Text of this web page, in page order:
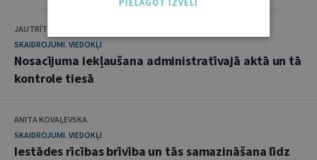
JAUTRĪTE BRIEDE
SKAIDROJUMI. VIEDOKĻI
Nosacījuma iekļaušana administratīvajā aktā un tā
kontrole tiesā
ANITA KOVAĻEVSKA
SKAIDROJUMI. VIEDOKĻI
Iestādes rīcības brīvība un tās samazināšana līdz